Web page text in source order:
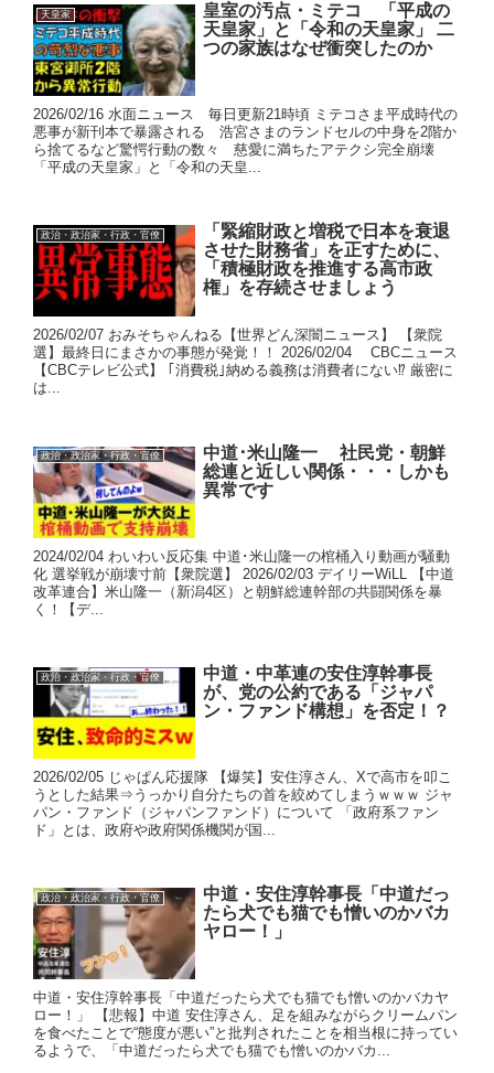
天皇家
皇室の汚点・ミテコ 「平成の
天皇家」と「令和の天皇家」 二
つの家族はなぜ衝突したのか
2026/02/16 水面ニュース 毎日更新21時頃 ミテコさま平成時代の
悪事が新刊本で暴露される 浩宮さまのランドセルの中身を2階か
ら捨てるなど驚愕行動の数々 慈愛に満ちたアテクシ完全崩壊
「平成の天皇家」と「令和の天皇...
政治・政治家・行政・官僚
「緊縮財政と増税で日本を衰退
させた財務省」を正すために、
「積極財政を推進する高市政
権」を存続させましょう
2026/02/07 おみそちゃんねる【世界どん深闇ニュース】 【衆院
選】最終日にまさかの事態が発覚！！ 2026/02/04 CBCニュース
【CBCテレビ公式】 ｢消費税｣納める義務は消費者にない⁉ 厳密に
は...
政治・政治家・行政・官僚
中道･米山隆一 社民党・朝鮮
総連と近しい関係・・・しかも
異常です
2024/02/04 わいわい反応集 中道･米山隆一の棺桶入り動画が騒動
化 選挙戦が崩壊寸前【衆院選】 2026/02/03 デイリーWiLL 【中道
改革連合】米山隆一（新潟4区）と朝鮮総連幹部の共闘関係を暴
く！【デ...
政治・政治家・行政・官僚
中道・中革連の安住淳幹事長
が、党の公約である「ジャパ
ン・ファンド構想」を否定！？
2026/02/05 じゃぱん応援隊 【爆笑】安住淳さん、Xで高市を叩こ
うとした結果⇒うっかり自分たちの首を絞めてしまうｗｗｗ ジャ
パン・ファンド（ジャパンファンド）について 「政府系ファン
ド」とは、政府や政府関係機関が国...
政治・政治家・行政・官僚
中道・安住淳幹事長「中道だっ
たら犬でも猫でも憎いのかバカ
ヤロー！」
中道・安住淳幹事長「中道だったら犬でも猫でも憎いのかバカヤ
ロー！」 【悲報】中道 安住淳さん、足を組みながらクリームパン
を食べたことで“態度が悪い”と批判されたことを相当根に持ってい
るようで、「中道だったら犬でも猫でも憎いのかバカ...